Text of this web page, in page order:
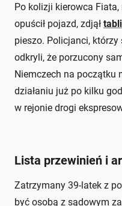
Po kolizji kierowca
opuścił pojazd, zdjął
pieszo. Policjanci,
odkryli, że porzucony
Niemczech na początku
działaniu już po kilku
w rejonie drogi
Lista przewinień i
Zatrzymany 39-latek z
być osobą z sądowym